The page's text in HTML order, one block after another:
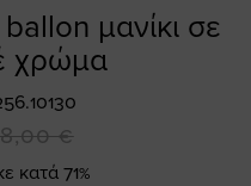
μανίκι σε
χρώμα
€
κατά 71%